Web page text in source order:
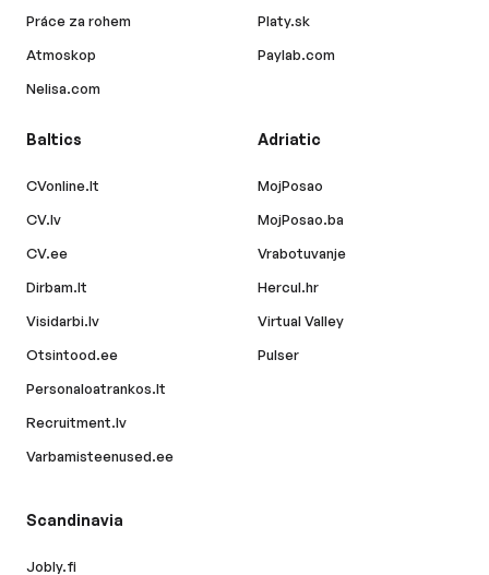
Práce za rohem
Atmoskop
Nelisa.com
Platy.sk
Paylab.com
Baltics
CVonline.lt
CV.lv
CV.ee
Dirbam.lt
Visidarbi.lv
Otsintood.ee
Personaloatrankos.lt
Recruitment.lv
Varbamisteenused.ee
Adriatic
MojPosao
MojPosao.ba
Vrabotuvanje
Hercul.hr
Virtual Valley
Pulser
Scandinavia
Jobly.fi